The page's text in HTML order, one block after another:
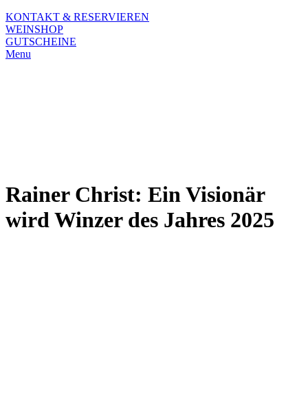
KONTAKT & RESERVIEREN
WEINSHOP
GUTSCHEINE
Menu
Rainer Christ: Ein Visionär
wird Winzer des Jahres 2025